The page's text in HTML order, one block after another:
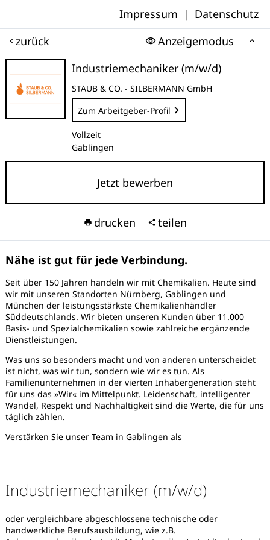
Impressum | Datenschutz
zurück
Anzeigemodus
Industriemechaniker (m/w/d)
STAUB & CO. - SILBERMANN GmbH
Zum Arbeitgeber-Profil
Vollzeit
Gablingen
Jetzt bewerben
drucken teilen
Nähe ist gut für jede Verbindung.
Seit über 150 Jahren handeln wir mit Chemikalien. Heute sind
wir mit unseren Standorten Nürnberg, Gablingen und
München der leistungsstärkste Chemikalienhändler
Süddeutschlands. Wir bieten unseren Kunden über 11.000
Basis- und Spezialchemikalien sowie zahlreiche ergänzende
Dienstleistungen.
Was uns so besonders macht und von anderen unterscheidet
ist nicht, was wir tun, sondern wie wir es tun. Als
Familienunternehmen in der vierten Inhabergeneration steht
für uns das »Wir« im Mittelpunkt. Leidenschaft, intelligenter
Wandel, Respekt und Nachhaltigkeit sind die Werte, die für uns
täglich zählen.
Verstärken Sie unser Team in Gablingen als
Industriemechaniker (m/w/d)
oder vergleichbare abgeschlossene technische oder
handwerkliche Berufsausbildung, wie z.B.